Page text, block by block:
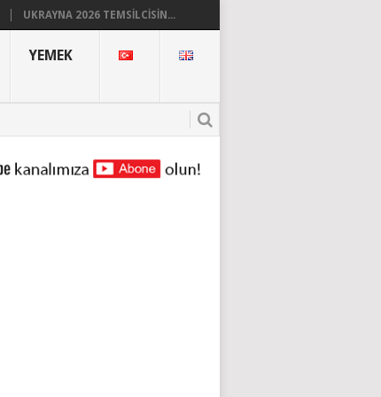
UKRAYNA 2026 TEMSILCISIN...
YEMEK